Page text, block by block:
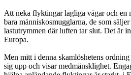
Att neka flyktingar lagliga vägar och en
bara människosmugglarna, de som
lastutrymmen där luften tar slut. Det är
Europa.
Men mitt i denna skamlöshetens
sig upp och visar medmänsklighet.